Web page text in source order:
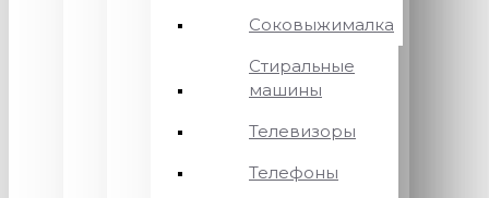
Соковыжималка
Стиральные
машины
Телевизоры
Телефоны